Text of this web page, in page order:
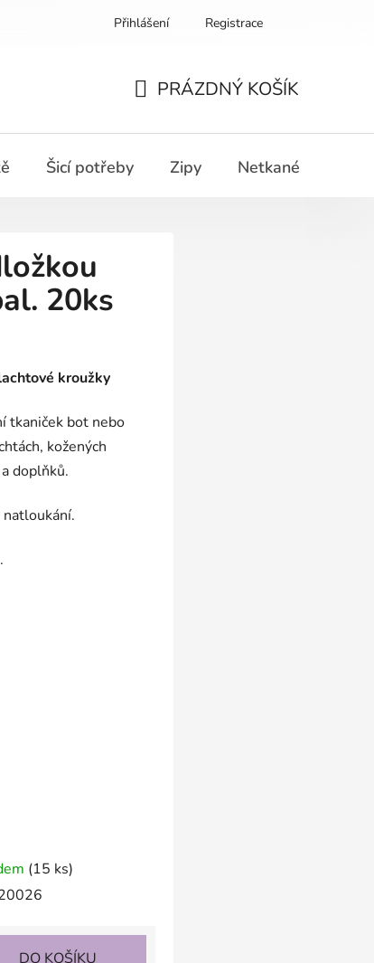
Přihlášení Registrace
KOŠÍK
PRÁZDNÝ KOŠÍK
Šicí potřeby Zipy Netkané textilie
20ks
kroužky
tkaniček bot nebo
kožených
doplňků.
(15 ks)
DO KOŠÍKU